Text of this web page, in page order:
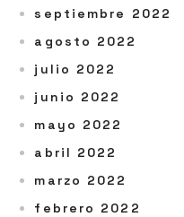
septiembre 2022
agosto 2022
julio 2022
junio 2022
mayo 2022
abril 2022
marzo 2022
febrero 2022